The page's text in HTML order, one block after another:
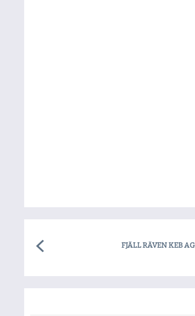
FJÄLL RÄVEN KEB